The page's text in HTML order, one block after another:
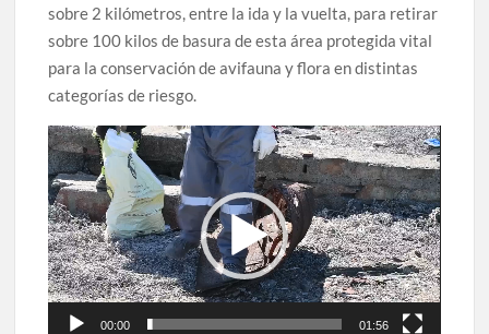
sobre 2 kilómetros, entre la ida y la vuelta, para retirar
sobre 100 kilos de basura de esta área protegida vital
para la conservación de avifauna y flora en distintas
categorías de riesgo.
Reproductor
de
vídeo
00:00 01:56